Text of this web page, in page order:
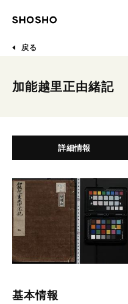
戻る
加能越里正由緒記
詳細情報
基本情報